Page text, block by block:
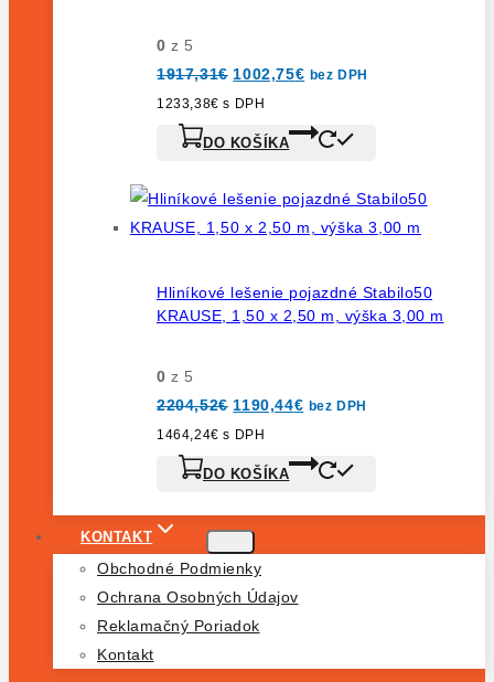
0 z 5
1917,31€ Pôvodná
cena
bola:
1002,75€Aktuálna
cena
bez DPH
1233,38€ s DPH
DO KOŠÍKA
Hliníkové lešenie pojazdné Stabilo50
KRAUSE, 1,50 x 2,50 m, výška 3,00 m
0 z 5
2204,52€ Pôvodná
cena
bola:
1190,44€Aktuálna
cena
bez DPH
1464,24€ s DPH
DO KOŠÍKA
KONTAKT
Obchodné Podmienky
Ochrana Osobných Údajov
Reklamačný Poriadok
Kontakt